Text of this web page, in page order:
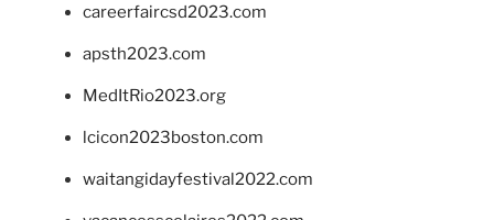
careerfaircsd2023.com
apsth2023.com
MedItRio2023.org
lcicon2023boston.com
waitangidayfestival2022.com